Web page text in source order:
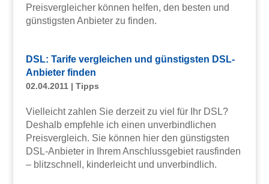
Preisvergleicher können helfen, den besten und
günstigsten Anbieter zu finden.
DSL: Tarife vergleichen und günstigsten DSL-
Anbieter finden
02.04.2011| Tipps
Vielleicht zahlen Sie derzeit zu viel für Ihr DSL?
Deshalb empfehle ich einen unverbindlichen
Preisvergleich. Sie können hier den günstigsten
DSL-Anbieter in Ihrem Anschlussgebiet rausfinden
– blitzschnell, kinderleicht und unverbindlich.